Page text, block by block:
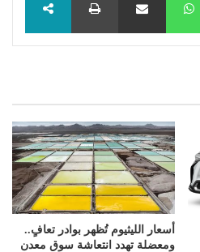
أسعار الليثيوم تُظهر بوادر تعافٍ..
ومعضلة تهدد انتعاشة سوق معدن